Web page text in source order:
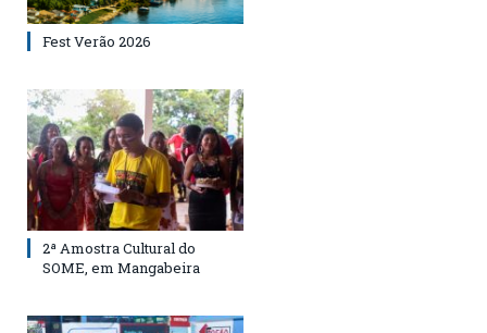
Fest Verão 2026
2ª Amostra Cultural do
SOME, em Mangabeira